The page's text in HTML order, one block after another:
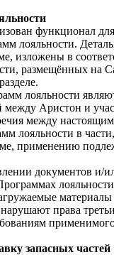
функционал
лояльности.
изложены в
размещённых на
лояльности
между Аристон и
между
лояльности в
применению
документов и/
права
применимого
запасных частей